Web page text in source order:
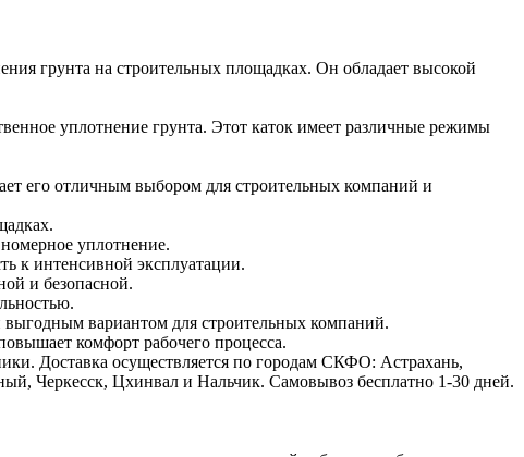
грунта на строительных площадках. Он обладает высокой
уплотнение грунта. Этот каток имеет различные режимы
его отличным выбором для строительных компаний и
уплотнение.
к интенсивной эксплуатации.
и безопасной.
вариантом для строительных компаний.
комфорт рабочего процесса.
Доставка осуществляется по городам СКФО: Астрахань,
Черкесск, Цхинвал и Нальчик. Самовывоз бесплатно 1-30 дней.